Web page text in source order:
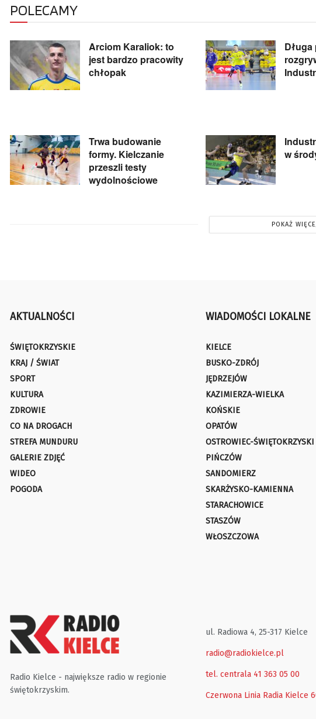
POLECAMY
Arciom Karaliok: to
jest bardzo pracowity
chłopak
Długa
Trwa budowanie
formy. Kielczanie
przeszli testy
wydolnościowe
w
POKAŻ
AKTUALNOŚCI
ŚWIĘTOKRZYSKIE
KRAJ / ŚWIAT
SPORT
KULTURA
ZDROWIE
CO NA DROGACH
STREFA MUNDURU
GALERIE ZDJĘĆ
WIDEO
POGODA
WIADOMOŚCI LOKALNE
KIELCE
BUSKO-ZDRÓJ
JĘDRZEJÓW
KAZIMIERZA-WIELKA
KOŃSKIE
OPATÓW
OSTROWIEC-ŚWIĘTOKRZYSKI
PIŃCZÓW
SANDOMIERZ
SKARŻYSKO-KAMIENNA
STARACHOWICE
STASZÓW
WŁOSZCZOWA
Radio Kielce - największe radio w regionie
świętokrzyskim.
ul. Radiowa 4, 25-317 Kielce
radio@radiokielce.pl
tel. centrala 41 363 05 00
Czerwona Linia Radia Kielce